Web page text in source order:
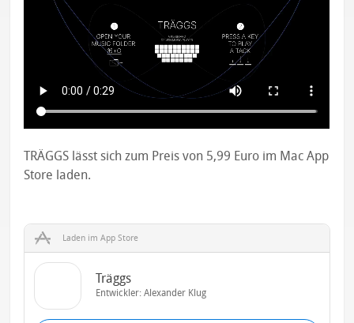
TRÄGGS lässt sich zum Preis von 5,99 Euro im Mac App
Store laden.
Laden im App Store
Träggs
Entwickler:Alexander Klug